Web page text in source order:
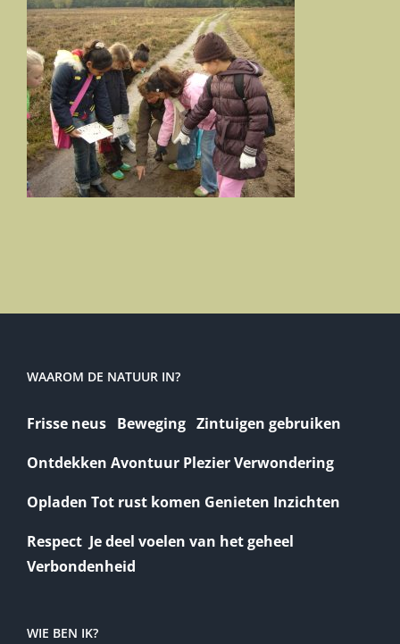
WAAROM DE NATUUR IN?
Frisse neus Beweging Zintuigen gebruiken
Ontdekken Avontuur Plezier Verwondering
Opladen Tot rust komen Genieten Inzichten
Respect Je deel voelen van het geheel
Verbondenheid
WIE BEN IK?